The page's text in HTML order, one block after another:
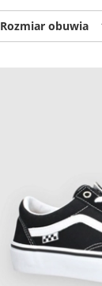
Rozmiar obuwia